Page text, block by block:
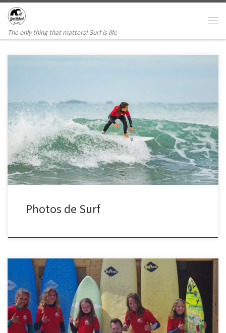
Passer au contenu
The only thing that matters! Surf is life
Photos de Surf
Stage organisé par le Scwal , réservé aux filles et encadré par
Mathieu de Mat Surf School et Pauline Mortamet du Scwal. Le stage
se déroulera sur 3 jours avec hébergement sur place en Chalets au